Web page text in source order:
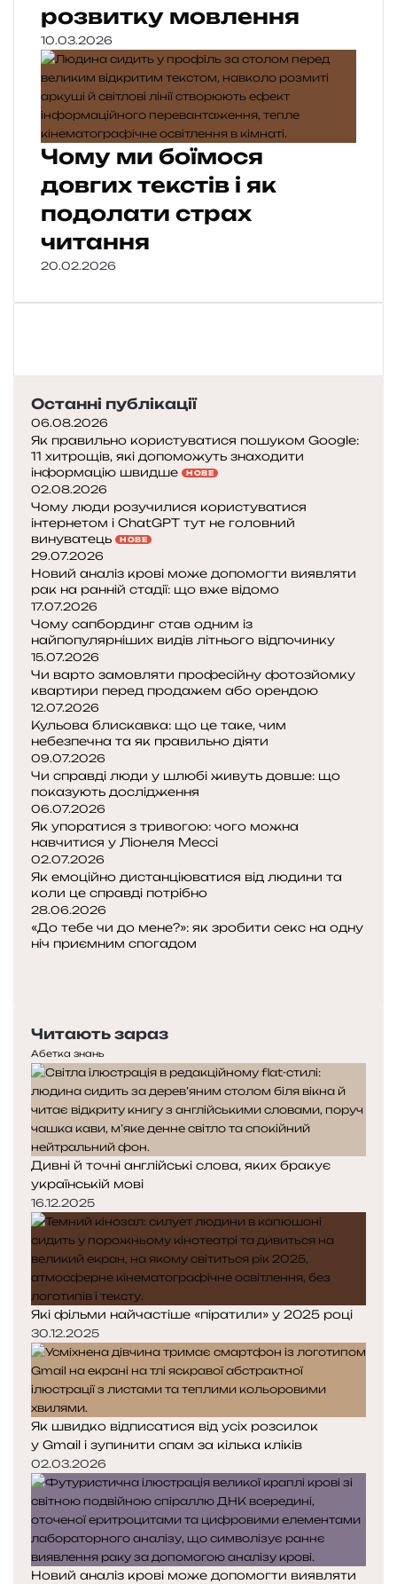
розвитку мовлення
10.03.2026
Чому ми боїмося
довгих текстів і як
подолати страх
читання
20.02.2026
Останні публікації
06.08.2026
Як правильно користуватися пошуком Google:
11 хитрощів, які допоможуть знаходити
інформацію швидше
НОВЕ
02.08.2026
Чому люди розучилися користуватися
інтернетом і ChatGPT тут не головний
винуватець
НОВЕ
29.07.2026
Новий аналіз крові може допомогти виявляти
рак на ранній стадії: що вже відомо
17.07.2026
Чому сапбординг став одним із
найпопулярніших видів літнього відпочинку
15.07.2026
Чи варто замовляти професійну фотозйомку
квартири перед продажем або орендою
12.07.2026
Кульова блискавка: що це таке, чим
небезпечна та як правильно діяти
09.07.2026
Чи справді люди у шлюбі живуть довше: що
показують дослідження
06.07.2026
Як упоратися з тривогою: чого можна
навчитися у Ліонеля Мессі
02.07.2026
Як емоційно дистанціюватися від людини та
коли це справді потрібно
28.06.2026
«До тебе чи до мене?»: як зробити секс на одну
ніч приємним спогадом
Читають зараз
Абетка знань
Дивні й точні англійські слова, яких бракує
українській мові
16.12.2025
Які фільми найчастіше «піратили» у 2025 році
30.12.2025
Як швидко відписатися від усіх розсилок
у Gmail і зупинити спам за кілька кліків
02.03.2026
Новий аналіз крові може допомогти виявляти